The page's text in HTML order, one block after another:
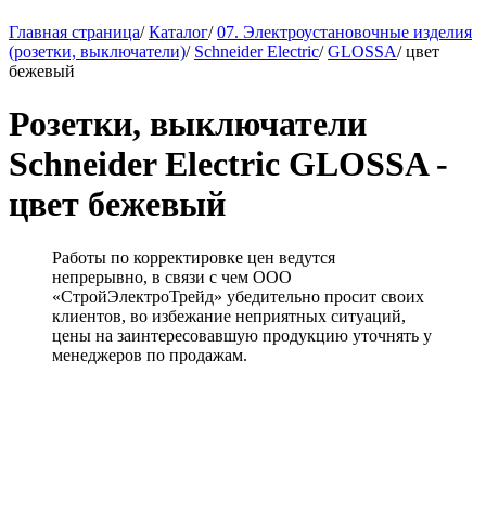
Главная страница/ Каталог/ 07. Электроустановочные изделия
(розетки, выключатели)/ Schneider Electric/ GLOSSA/ цвет
бежевый
Розетки, выключатели
Schneider Electric GLOSSA -
цвет бежевый
Работы по корректировке цен ведутся
непрерывно, в связи с чем ООО
«СтройЭлектроТрейд» убедительно просит своих
клиентов, во избежание неприятных ситуаций,
цены на заинтересовавшую продукцию уточнять у
менеджеров по продажам.